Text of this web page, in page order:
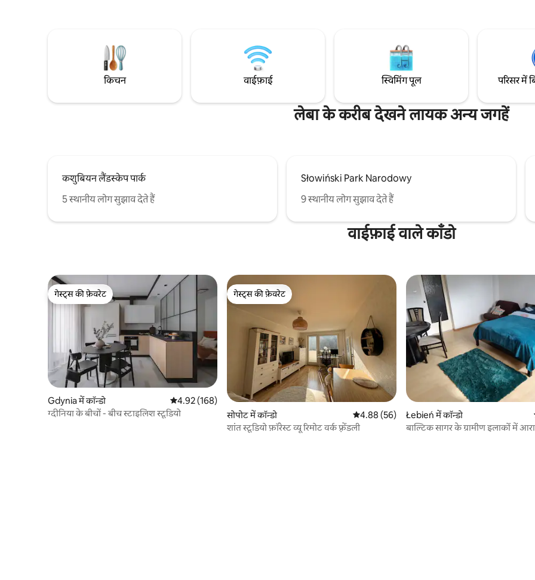
Lake.3kmSierra Golf Club,7km
#WEJHEROWO, rezerwat
आपका स्वागत करते हैं पार्टियाँ केवल मालिक की
अनुमति से संयुक्त राज्य अमेरिका ने
किचन वाईफ़ाई स्विमिंग पूल परिसर में
लेबा के करीब देखने लायक अन्य जगहें
कशुबियन लैंडस्केप पार्क
5 स्थानीय लोग सुझाव देते हैं
Słowiński Park Narodowy
9 स्थानीय लोग सुझाव देते हैं
वाईफ़ाई वाले काँडो
गेस्ट्स की फ़ेवरेट
गेस्ट्स की फ़ेवरेट
Gdynia में कॉन्डो औसत रेटिंग 5 में से 4.92, 168 समीक्षाएँ
4.92 (168)
ग्दीनिया के बीचों - बीच स्टाइलिश स्टूडियो
गेस्ट्स की फ़ेवरेट
गेस्ट्स की फ़ेवरेट
सोपोट में कॉन्डो औसत रेटिंग 5 में से 4.88, 56 समीक्षाएँ
4.88 (56)
शांत स्टूडियो फ़ॉरेस्ट व्यू रिमोट वर्क फ़्रेंडली
Łebień में कॉन्डो
बाल्टिक सागर के ग्रामीण इलाकों में